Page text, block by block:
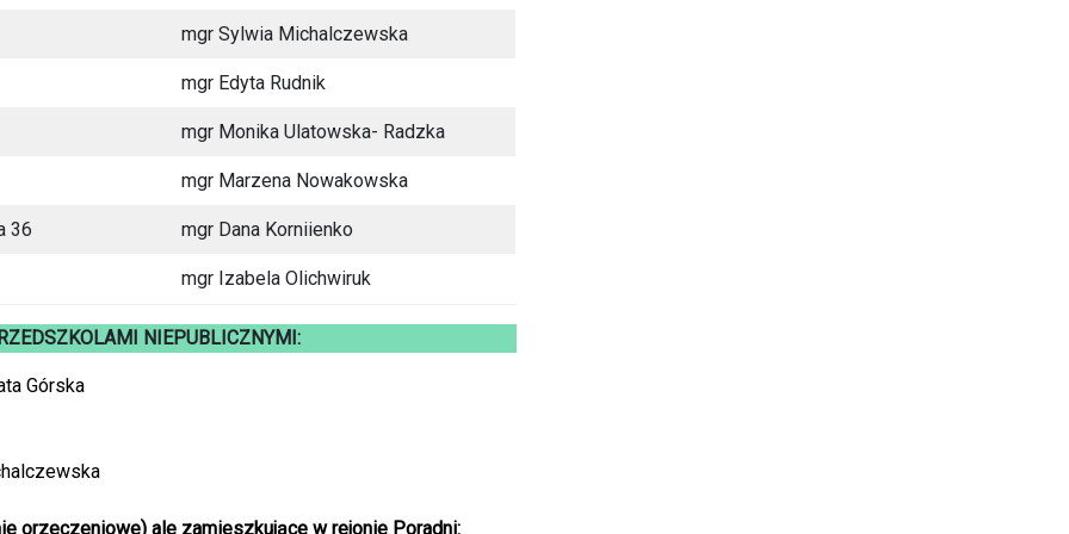
mgr Sylwia Michalczewska
mgr Edyta Rudnik
mgr Monika Ulatowska- Radzka
mgr Marzena Nowakowska
36 mgr Dana Korniienko
mgr Izabela Olichwiruk
NIEPUBLICZNYMI:
Górska
orzeczeniowe) ale zamieszkujące w rejonie Poradni: